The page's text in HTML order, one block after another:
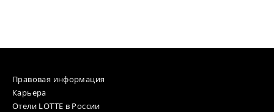
Правовая информация
Карьера
Отели LOTTE в России